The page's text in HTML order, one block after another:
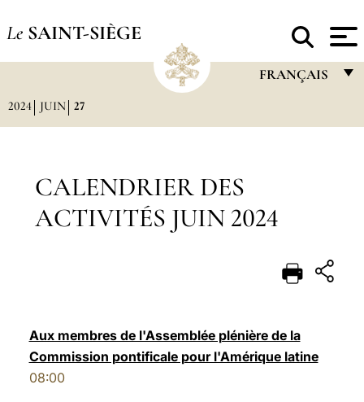
Le SAINT-SIÈGE
FRANÇAIS
DEUTSCH
العربيّة
中文
2024 JUIN 27
CALENDRIER DES
ACTIVITÉS JUIN 2024
Aux membres de l'Assemblée plénière de la
Commission pontificale pour l'Amérique latine
08:00